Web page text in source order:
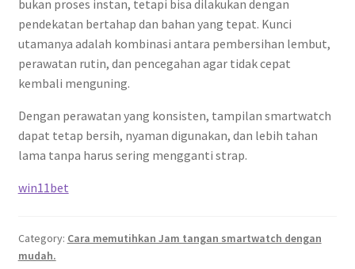
bukan proses instan, tetapi bisa dilakukan dengan
pendekatan bertahap dan bahan yang tepat. Kunci
utamanya adalah kombinasi antara pembersihan lembut,
perawatan rutin, dan pencegahan agar tidak cepat
kembali menguning.
Dengan perawatan yang konsisten, tampilan smartwatch
dapat tetap bersih, nyaman digunakan, dan lebih tahan
lama tanpa harus sering mengganti strap.
win11bet
Category: Cara memutihkan Jam tangan smartwatch dengan
mudah.